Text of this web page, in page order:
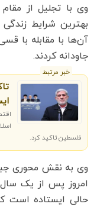
وی با تجلیل از
بهترین شرایط زندگی
آن‌ها با مقابله با
جاودانه کردند.
خبر مرتبط
فلسطین تاکید کرد.
وی به نقش محوری
امروز پس از یک
حالی ایستاده است